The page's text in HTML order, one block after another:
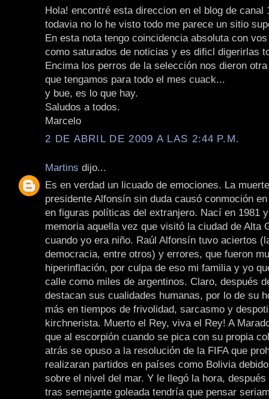
Hola! encontré esta direccion en el blog de canal
todavia no lo he visto todo me parece un sitio
En esta nota tengo coincidencia absoluta con
como saturados de noticias y es dificl digerirlas
Encima los perros de la selección nos dieron
que tengamos para todo el mes cuack...
y bue, es lo que hay.
Saludos a todos.
Marcelo
2 DE ABRIL DE 2009 A LAS 2:44 P.M.
Martins dijo...
Es en verdad un licuado de emociones. La
presidente Alfonsín sin duda causó conmoción
en figuras políticas del extranjero. Nací en 1981
memoria aquella vez que visitó la ciudad de Alta
cuando yo era niño. Raúl Alfonsín tuvo aciertos
democracia, entre otros) y errores, que fueron
hiperinflación, por culpa de eso mi familia y yo
calle como miles de argentinos. Claro, después
destacan sus cualidades humanas, por lo de su
más en tiempos de frivolidad, sarcasmo y
kirchnerista. Muerto el Rey, viva el Rey! A
que al escorpión cuando se pica con su propia
atrás se opuso a la resolución de la FIFA que
realizaran partidos en países como Bolivia
sobre el nivel del mar. Y le llegó la hora,
tras semejante goleada tendría que pensar